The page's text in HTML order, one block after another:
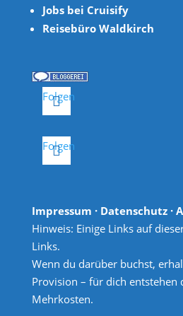
Jobs bei Cruisify
Reisebüro Waldkirch
Folgen
Folgen
Impressum · Datenschutz·
Hinweis: Einige Links auf
Links.
Wenn du darüber buchst,
Provision – für dich entstehen
Mehrkosten.